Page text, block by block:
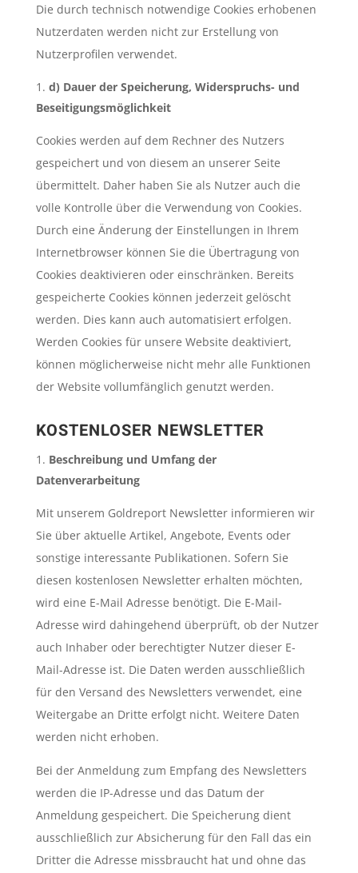
Die durch technisch notwendige Cookies erhobenen
Nutzerdaten werden nicht zur Erstellung von
Nutzerprofilen verwendet.
d) Dauer der Speicherung, Widerspruchs- und
Beseitigungsmöglichkeit
Cookies werden auf dem Rechner des Nutzers
gespeichert und von diesem an unserer Seite
übermittelt. Daher haben Sie als Nutzer auch die
volle Kontrolle über die Verwendung von Cookies.
Durch eine Änderung der Einstellungen in Ihrem
Internetbrowser können Sie die Übertragung von
Cookies deaktivieren oder einschränken. Bereits
gespeicherte Cookies können jederzeit gelöscht
werden. Dies kann auch automatisiert erfolgen.
Werden Cookies für unsere Website deaktiviert,
können möglicherweise nicht mehr alle Funktionen
der Website vollumfänglich genutzt werden.
KOSTENLOSER NEWSLETTER
Beschreibung und Umfang der
Datenverarbeitung
Mit unserem Goldreport Newsletter informieren wir
Sie über aktuelle Artikel, Angebote, Events oder
sonstige interessante Publikationen. Sofern Sie
diesen kostenlosen Newsletter erhalten möchten,
wird eine E-Mail Adresse benötigt. Die E-Mail-
Adresse wird dahingehend überprüft, ob der Nutzer
auch Inhaber oder berechtigter Nutzer dieser E-
Mail-Adresse ist. Die Daten werden ausschließlich
für den Versand des Newsletters verwendet, eine
Weitergabe an Dritte erfolgt nicht. Weitere Daten
werden nicht erhoben.
Bei der Anmeldung zum Empfang des Newsletters
werden die IP-Adresse und das Datum der
Anmeldung gespeichert. Die Speicherung dient
ausschließlich zur Absicherung für den Fall das ein
Dritter die Adresse missbraucht hat und ohne das